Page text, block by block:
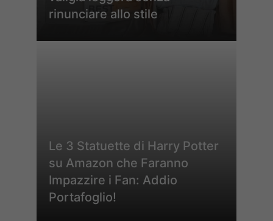
rinunciare allo stile
Le 3 Statuette di Harry Potter
su Amazon che Faranno
Impazzire i Fan: Addio
Portafoglio!